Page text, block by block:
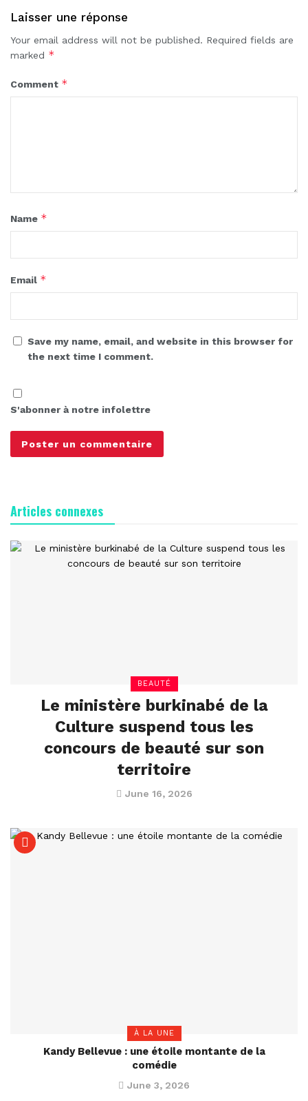
Laisser une réponse
Your email address will not be published. Required fields are
marked *
Comment *
Name *
Email *
Save my name, email, and website in this browser for
the next time I comment.
S'abonner à notre infolettre
Articles connexes
BEAUTÉ
Le ministère burkinabé de la
Culture suspend tous les
concours de beauté sur son
territoire
June 16, 2026
À LA UNE
Kandy Bellevue : une étoile montante de la
comédie
June 3, 2026